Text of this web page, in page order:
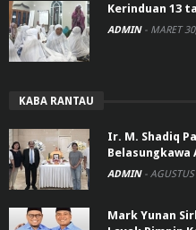
Kerinduan 13
ADMIN - MARET
KABA RANTAU
Ir. M. Shadiq
Belasungkawa
ADMIN -
Mark Yunan